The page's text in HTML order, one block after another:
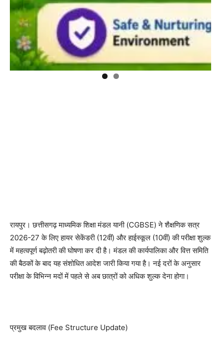
रायपुर। छत्तीसगढ़ माध्यमिक शिक्षा मंडल यानी (CGBSE) ने शैक्षणिक सत्र
2026-27 के लिए हायर सेकेंडरी (12वीं) और हाईस्कूल (10वीं) की परीक्षा शुल्क
में महत्वपूर्ण बढ़ोतरी की घोषणा कर दी है। मंडल की कार्यपालिका और वित्त समिति
की बैठकों के बाद यह संशोधित आदेश जारी किया गया है। नई दरों के अनुसार
परीक्षा के विभिन्न मदों में पहले से अब छात्रों को अधिक शुल्क देना होगा।
प्रमुख बदलाव (Fee Structure Update)